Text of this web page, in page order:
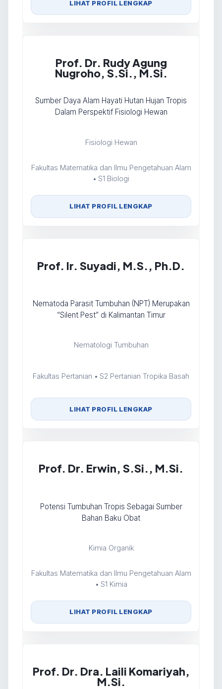
LIHAT PROFIL LENGKAP
Prof. Dr. Rudy Agung
Nugroho, S.Si., M.Si.
Sumber Daya Alam Hayati Hutan Hujan Tropis
Dalam Perspektif Fisiologi Hewan
Fisiologi Hewan
Fakultas Matematika dan Ilmu Pengetahuan Alam
• S1 Biologi
LIHAT PROFIL LENGKAP
Prof. Ir. Suyadi, M.S., Ph.D.
Nematoda Parasit Tumbuhan (NPT) Merupakan
“Silent Pest” di Kalimantan Timur
Nematologi Tumbuhan
Fakultas Pertanian • S2 Pertanian Tropika Basah
LIHAT PROFIL LENGKAP
Prof. Dr. Erwin, S.Si., M.Si.
Potensi Tumbuhan Tropis Sebagai Sumber
Bahan Baku Obat
Kimia Organik
Fakultas Matematika dan Ilmu Pengetahuan Alam
• S1 Kimia
LIHAT PROFIL LENGKAP
Prof. Dr. Dra. Laili Komariyah,
M.Si.